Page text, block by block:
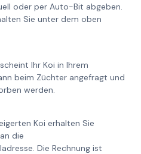
oder per Auto-Bit abgeben.
Sie unter dem oben
Ihr Koi in Ihrem
beim Züchter angefragt und
werden.
Koi erhalten Sie
die
Die Rechnung ist